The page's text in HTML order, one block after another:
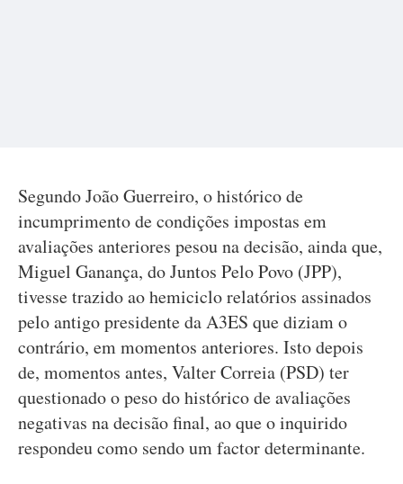
Segundo João Guerreiro, o histórico de
incumprimento de condições impostas em
avaliações anteriores pesou na decisão, ainda que,
Miguel Ganança, do Juntos Pelo Povo (JPP),
tivesse trazido ao hemiciclo relatórios assinados
pelo antigo presidente da A3ES que diziam o
contrário, em momentos anteriores. Isto depois
de, momentos antes, Valter Correia (PSD) ter
questionado o peso do histórico de avaliações
negativas na decisão final, ao que o inquirido
respondeu como sendo um factor determinante.